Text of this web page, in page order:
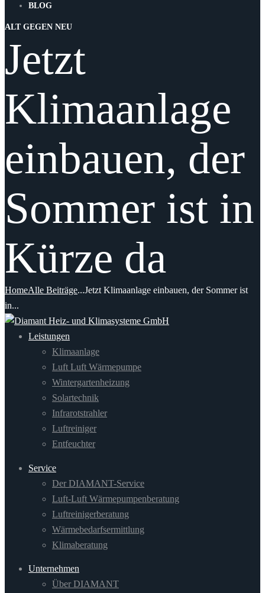
BLOG
ALT GEGEN NEU
Jetzt
Klimaanlage
einbauen, der
Sommer ist in
Kürze da
HomeAlle Beiträge...Jetzt Klimaanlage einbauen, der Sommer ist
in...
Leistungen
Klimaanlage
Luft Luft Wärmepumpe
Wintergartenheizung
Solartechnik
Infrarotstrahler
Luftreiniger
Entfeuchter
Service
Der DIAMANT-Service
Luft-Luft Wärmepumpenberatung
Luftreinigerberatung
Wärmebedarfsermittlung
Klimaberatung
Unternehmen
Über DIAMANT